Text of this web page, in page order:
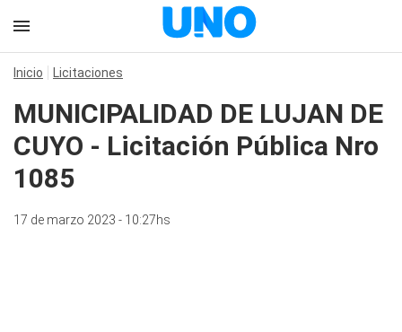
Inicio Licitaciones
MUNICIPALIDAD DE LUJAN DE
CUYO - Licitación Pública Nro
1085
17 de marzo 2023 - 10:27hs